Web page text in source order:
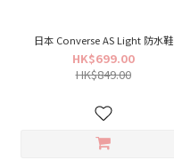
日本 Converse AS Light 防水鞋
HK$699.00
HK$849.00